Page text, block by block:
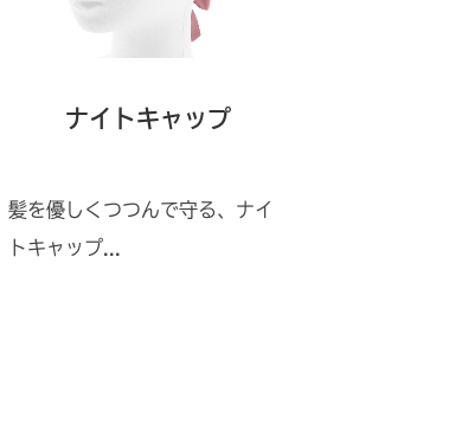
ナイトキャップ
髪を優しくつつんで守る、ナイ
トキャップ...